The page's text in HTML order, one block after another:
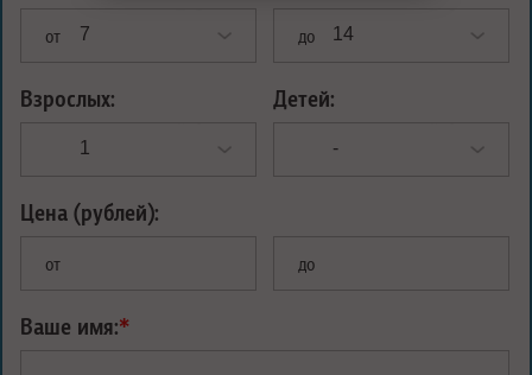
от до
Взрослых: Детей:
Цена (рублей):
от до
Ваше имя:*